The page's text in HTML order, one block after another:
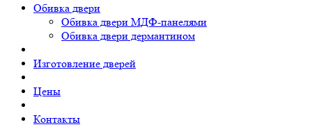
Обивка двери
Обивка двери МДФ-панелями
Обивка двери дермантином
Изготовление дверей
Цены
Контакты